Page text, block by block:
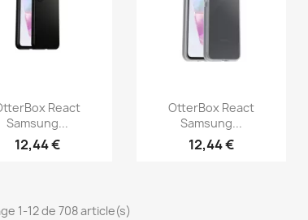
Aperçu rapide
React
Samsung...
12,44 €
Aperçu rapide
OtterBox React
Samsung...
12,44 €
1-12 de 708 article(s)